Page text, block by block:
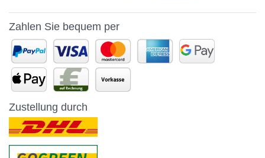
Zahlen Sie bequem per
Zustellung durch